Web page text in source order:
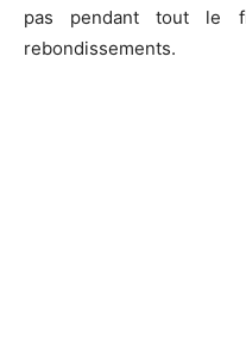
pas pendant tout le
rebondissements.